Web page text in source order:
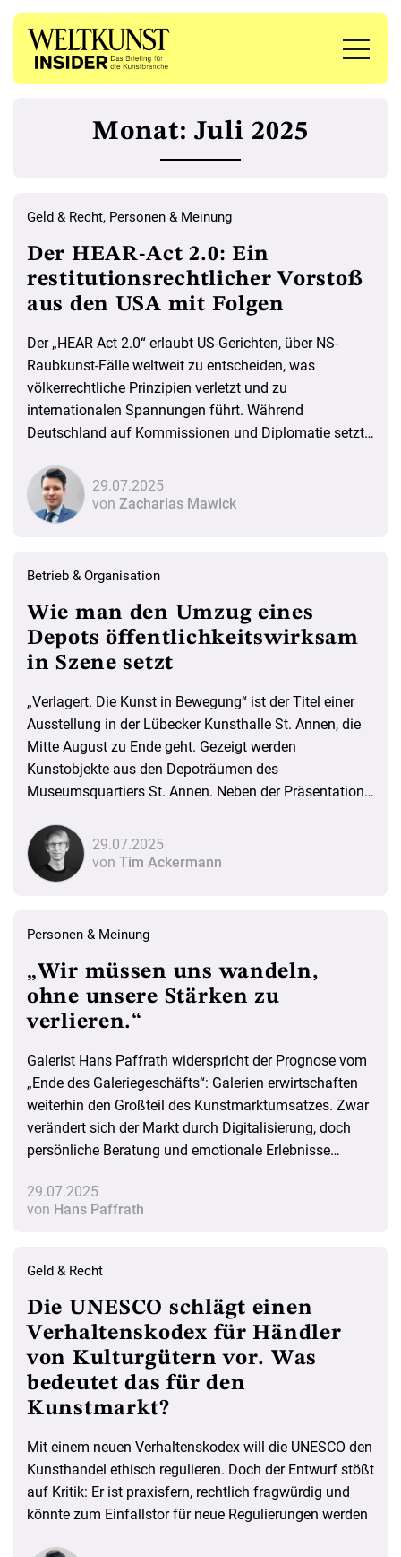
Monat: Juli 2025
Geld & Recht, Personen & Meinung
Der HEAR-Act 2.0: Ein
restitutionsrechtlicher Vorstoß
aus den USA mit Folgen
Der „HEAR Act 2.0“ erlaubt US-Gerichten, über NS-
Raubkunst-Fälle weltweit zu entscheiden, was
völkerrechtliche Prinzipien verletzt und zu
internationalen Spannungen führt. Während
Deutschland auf Kommissionen und Diplomatie setzt,
und hohe Kosten, trotz ehrlicher Absichten.
29.07.2025
von Zacharias Mawick
Betrieb & Organisation
Wie man den Umzug eines
Depots öffentlichkeitswirksam
in Szene setzt
„Verlagert. Die Kunst in Bewegung“ ist der Titel einer
Ausstellung in der Lübecker Kunsthalle St. Annen, die
Mitte August zu Ende geht. Gezeigt werden
Kunstobjekte aus den Depoträumen des
Museumsquartiers St. Annen. Neben der Präsentation
hat den dringenden Wunsch nach einer Räumung der
Depots publik gemacht und zum Teil bereits
eingeleitet. Über die Herausforderungen eines solchen
Museumsquartiers sowie die weiteren Pläne haben die
29.07.2025
von Tim Ackermann
Personen & Meinung
„Wir müssen uns wandeln,
ohne unsere Stärken zu
verlieren.“
Galerist Hans Paffrath widerspricht der Prognose vom
„Ende des Galeriegeschäfts“: Galerien erwirtschaften
weiterhin den Großteil des Kunstmarktumsatzes. Zwar
verändert sich der Markt durch Digitalisierung, doch
persönliche Beratung und emotionale Erlebnisse
29.07.2025
von Hans Paffrath
Geld & Recht
Die UNESCO schlägt einen
Verhaltenskodex für Händler
von Kulturgütern vor. Was
bedeutet das für den
Kunstmarkt?
Mit einem neuen Verhaltenskodex will die UNESCO den
Kunsthandel ethisch regulieren. Doch der Entwurf stößt
auf Kritik: Er ist praxisfern, rechtlich fragwürdig und
könnte zum Einfallstor für neue Regulierungen werden